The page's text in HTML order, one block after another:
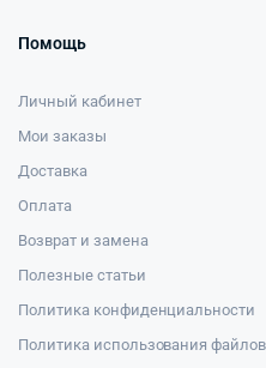
Помощь
Личный кабинет
Мои заказы
Доставка
Оплата
Возврат и замена
Полезные статьи
Политика конфиденциальности
Политика использования